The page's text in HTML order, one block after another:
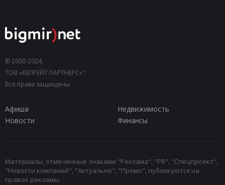
© 2000-2024,
ТОВ «КЕПРЕЙТ ПАРТНЕРС»".
Все права защищены.
Афиша
Недвижимость
Новости
Финансы
Материалы, отмеченные знаками "Реклама", "PR", "Спецпроект",
"Новости компаний", "Актуально", "Промо", публикуются на
правах рекламы.